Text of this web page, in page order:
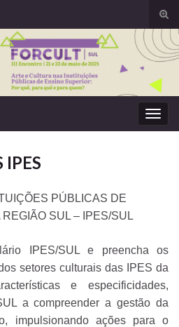
de
IPES
PÚBLICAS DE
SUL – IPES/SUL
IPES/SUL e preencha os
setores culturais das IPES da
e especificidades,
a compreender a gestão da
impulsionando ações para o